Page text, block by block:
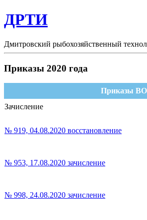
ДРТИ
Дмитровский рыбохозяйственный
Приказы 2020 года
Приказы ВО
Зачисление
№ 919, 04.08.2020 восстановление
№ 953, 17.08.2020 зачисление
№ 998, 24.08.2020 зачисление